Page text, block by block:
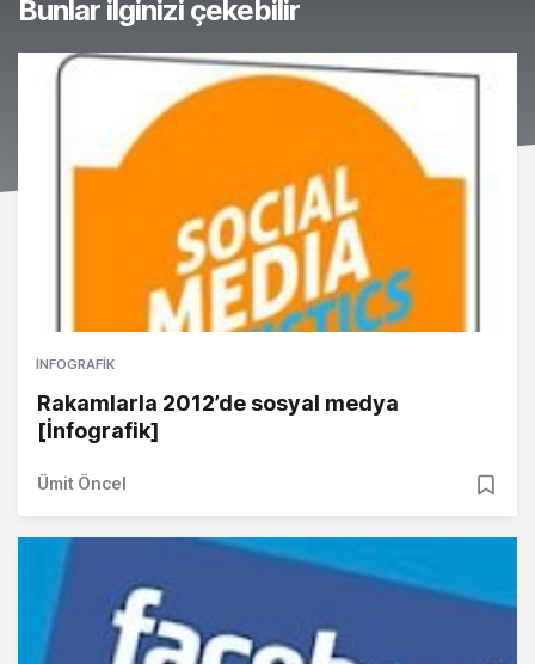
Bunlar ilginizi çekebilir
İNFOGRAFIK
Rakamlarla 2012’de sosyal medya
[İnfografik]
Ümit Öncel